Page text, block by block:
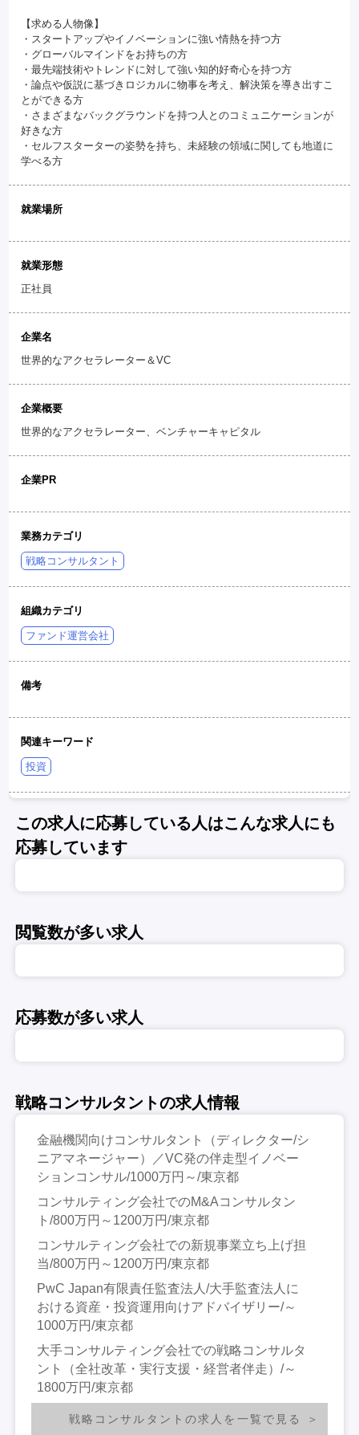
【求める人物像】
・スタートアップやイノベーションに強い情熱を持つ方
・グローバルマインドをお持ちの方
・最先端技術やトレンドに対して強い知的好奇心を持つ方
・論点や仮説に基づきロジカルに物事を考え、解決策を導き出すこ
とができる方
・さまざまなバックグラウンドを持つ人とのコミュニケーションが
好きな方
・セルフスターターの姿勢を持ち、未経験の領域に関しても地道に
学べる方
就業場所
就業形態
正社員
企業名
世界的なアクセラレーター＆VC
企業概要
世界的なアクセラレーター、ベンチャーキャピタル
企業PR
業務カテゴリ
戦略コンサルタント
組織カテゴリ
ファンド運営会社
備考
関連キーワード
投資
この求人に応募している人はこんな求人にも
応募しています
閲覧数が多い求人
応募数が多い求人
戦略コンサルタントの求人情報
金融機関向けコンサルタント（ディレクター/シ
ニアマネージャー）／VC発の伴走型イノベー
ションコンサル/1000万円～/東京都
コンサルティング会社でのM&Aコンサルタン
ト/800万円～1200万円/東京都
コンサルティング会社での新規事業立ち上げ担
当/800万円～1200万円/東京都
PwC Japan有限責任監査法人/大手監査法人に
おける資産・投資運用向けアドバイザリー/～
1000万円/東京都
大手コンサルティング会社での戦略コンサルタ
ント（全社改革・実行支援・経営者伴走）/～
1800万円/東京都
戦略コンサルタントの求人を一覧で見る